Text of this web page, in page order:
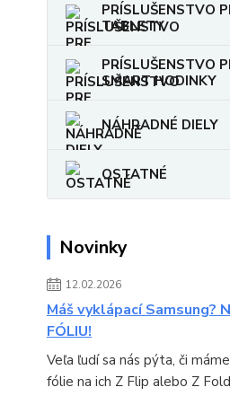
PRÍSLUŠENSTVO
TABLETY
PRÍSLUŠENSTVO
SMART HODINKY
NÁHRADNÉ DIELY
OSTATNÉ
Novinky
12.02.2026
Máš vyklápací Samsung?
FÓLIU!
Veľa ľudí sa nás pýta, či
fólie na ich Z Flip alebo Z